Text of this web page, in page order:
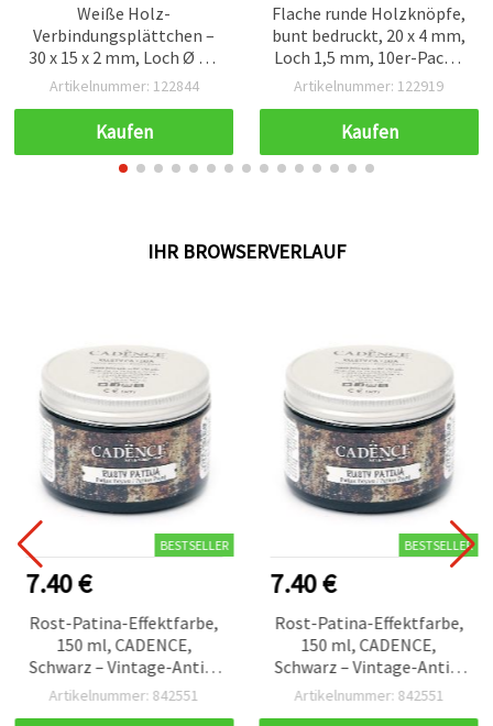
Weiße Holz-
Verbindungsplättchen –
30 x 15 x 2 mm, Loch Ø 2,5
mm, 10er-Set, für Deko,
Scrapbooking & DIY-
Bastelprojekte
Artikelnummer: 122844
Kaufen
Flache runde Holzknöpfe,
bunt bedruckt, 20 x 4 mm,
Loch 1,5 mm, 10er-Pack –
dekorative Näh- &
Scrapbooking & DIY,
gemischt sortiert
Artikelnummer: 122919
Kaufen
IHR BROWSERVERLAUF
BESTSELLER
7.40 €
Rost-Patina-Effektfarbe,
150 ml, CADENCE,
Schwarz – Vintage-Antik-
Finish für Kunst, Basteln,
Artikelnummer: 842551
BESTSELLER
7.40 €
Rost-Patina-Effektfarbe,
150 ml, CADENCE,
Schwarz – Vintage-Antik-
Finish für Kunst, Basteln,
Artikelnummer: 842551